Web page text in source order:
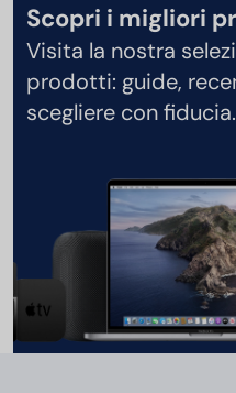
Scopri i migliori
Visita la nostra
prodotti: guide,
scegliere con fiducia.